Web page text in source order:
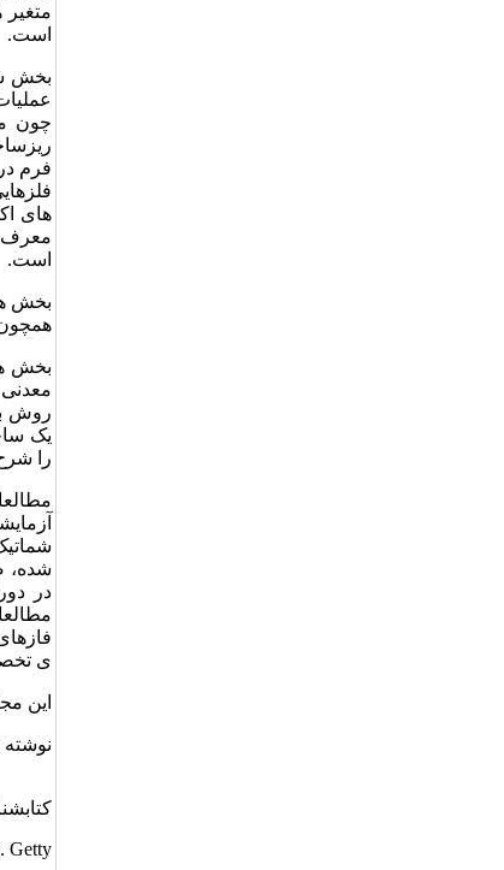
است.
بخش
چون
فرم
های
معرف
است.
بخش
بخش
روش
یک
را
شده،
در
ی
این
. Getty